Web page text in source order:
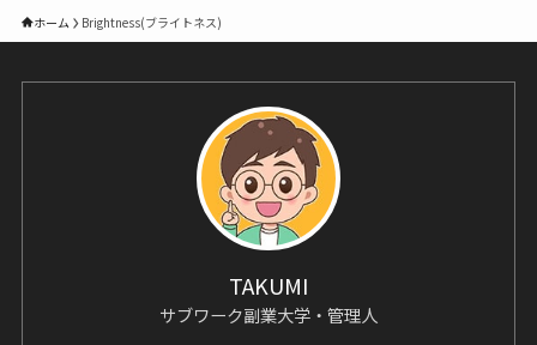
ホーム Brightness(ブライトネス)
TAKUMI
サブワーク副業大学・管理人